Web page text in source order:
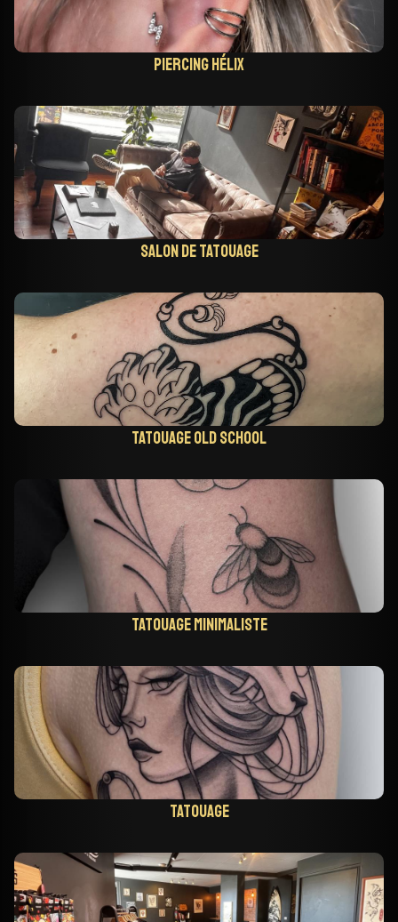
Piercing hélix
Salon de tatouage
Tatouage old school
Tatouage minimaliste
Tatouage